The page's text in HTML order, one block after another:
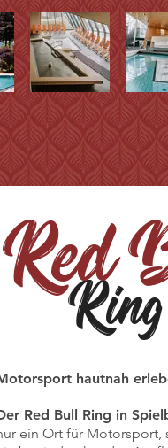
Ring
Red
hautnah
Red Bull Ring in
ein Ort für Motorsport,